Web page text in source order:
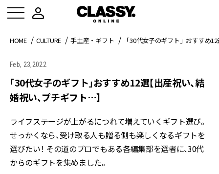
HOME CULTURE 手土産・ギフト 「30代女子のギフト」おすすめ
Feb, 23,2022
「30代女子のギフト」おすすめ12選【出産祝い、結
婚祝い、プチギフト…】
ライフステージが上がるにつれて増えていくギフト選び。
せっかくなら、受け取る人も贈る側も楽しくなるギフトを
選びたい！ その道のプロでもある各編集部を選者に、30代
からのギフトを集めました。